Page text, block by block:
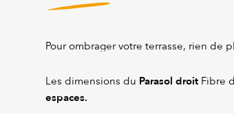
Pour ombrager votre terrasse, rien de
Les dimensions du Parasol droit Fibre
espaces.